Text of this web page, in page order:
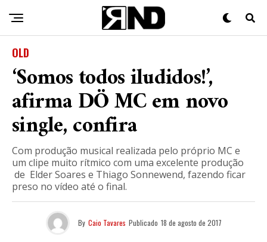
OLD
‘Somos todos iludidos!’,
afirma DÖ MC em novo
single, confira
Com produção musical realizada pelo próprio MC e
um clipe muito rítmico com uma excelente produção
de Elder Soares e Thiago Sonnewend, fazendo ficar
preso no vídeo até o final.
By Caio Tavares Publicado 18 de agosto de 2017